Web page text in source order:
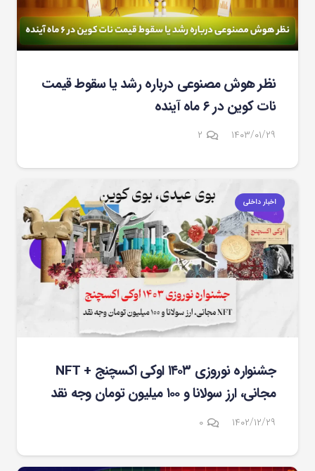
نظر هوش مصنوعی درباره رشد یا سقوط قیمت
نات کوین در ۶ ماه آینده
۱۴۰۳/۰۱/۲۹ ۲دیدگاه
اخبار داخلی
جشنواره نوروزی ۱۴۰۳ اوکی اکسچنج + NFT
مجانی، ارز سولانا و ۱۰۰ میلیون تومان وجه نقد
۱۴۰۲/۱۲/۲۹ ۰